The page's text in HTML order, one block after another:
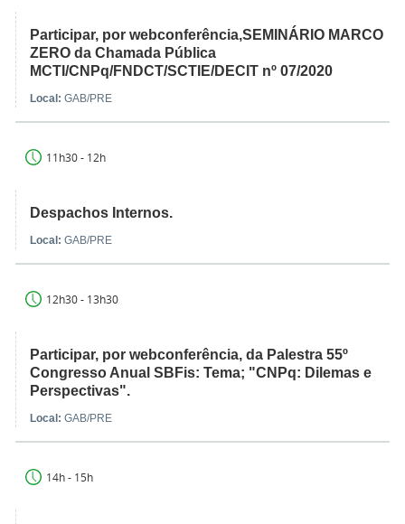
Participar, por webconferência,SEMINÁRIO MARCO
ZERO da Chamada Pública
MCTI/CNPq/FNDCT/SCTIE/DECIT nº 07/2020
Local: GAB/PRE
11h30 - 12h
Despachos Internos.
Local: GAB/PRE
12h30 - 13h30
Participar, por webconferência, da Palestra 55º
Congresso Anual SBFis: Tema; "CNPq: Dilemas e
Perspectivas".
Local: GAB/PRE
14h - 15h